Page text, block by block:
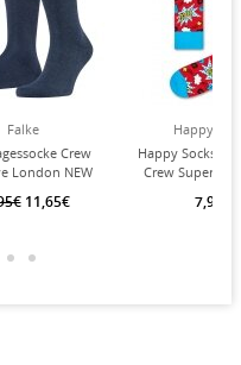
Falke
Crew
London NEW
navyblau
11,65€
Happy
Happy Socks
Crew Super
7,90€